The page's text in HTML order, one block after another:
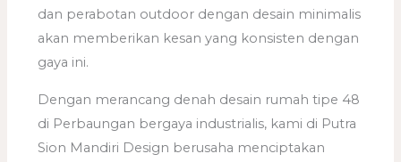
dan perabotan outdoor dengan desain minimalis
akan memberikan kesan yang konsisten dengan
gaya ini.
Dengan merancang denah desain rumah tipe 48
di Perbaungan bergaya industrialis, kami di Putra
Sion Mandiri Design berusaha menciptakan